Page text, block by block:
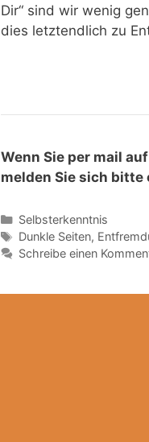
Dir“ sind wir wenig
dies letztendlich zu
Wenn Sie per mail
melden Sie sich bitte
Selbsterkenntnis
Dunkle Seiten,
Schreibe einen